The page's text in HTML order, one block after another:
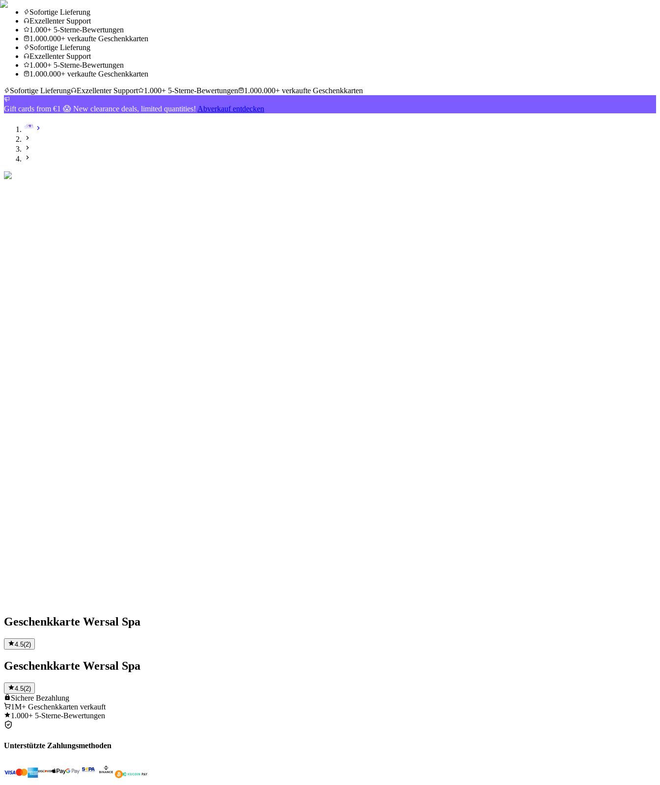
Sofortige Lieferung
Exzellenter Support
1.000+ 5-Sterne-Bewertungen
1.000.000+ verkaufte Geschenkkarten
Sofortige Lieferung
Exzellenter Support
1.000+ 5-Sterne-Bewertungen
1.000.000+ verkaufte Geschenkkarten
Sofortige Lieferung
Exzellenter Support 1.000+ 5-Sterne-Bewertungen 1.000.000+ verkaufte Geschenkkarten
Gift cards from €1 😱 New clearance deals, limited quantities! Abverkauf entdecken
Geschenkkarte Wersal Spa
4.5(2)
Geschenkkarte Wersal Spa
4.5(2)
Sichere Bezahlung
1M+ Geschenkkarten verkauft
1.000+ 5-Sterne-Bewertungen
Unterstützte Zahlungsmethoden